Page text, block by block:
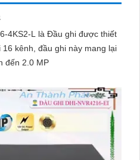
4KS2-L là Đầu ghi được thiết
đến 2.0 MP